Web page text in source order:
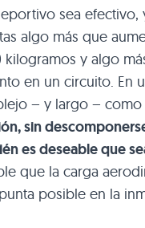
sea
algo más que
y algo
en un circuito. En
– y largo –
sin
es deseable que
que la carga
posible en la